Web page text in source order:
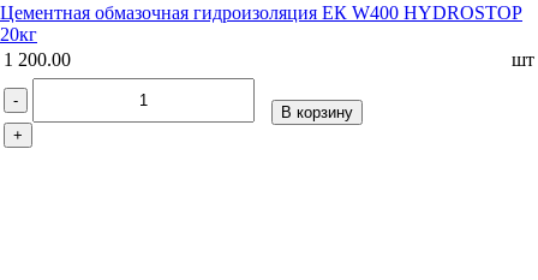
Цементная обмазочная гидроизоляция ЕК W400 HYDROSTOP
20кг
1 200.00
шт
-
+
В корзину